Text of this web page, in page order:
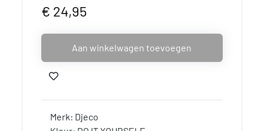
€ 24,95
Aan winkelwagen toevoegen
Merk: Djeco